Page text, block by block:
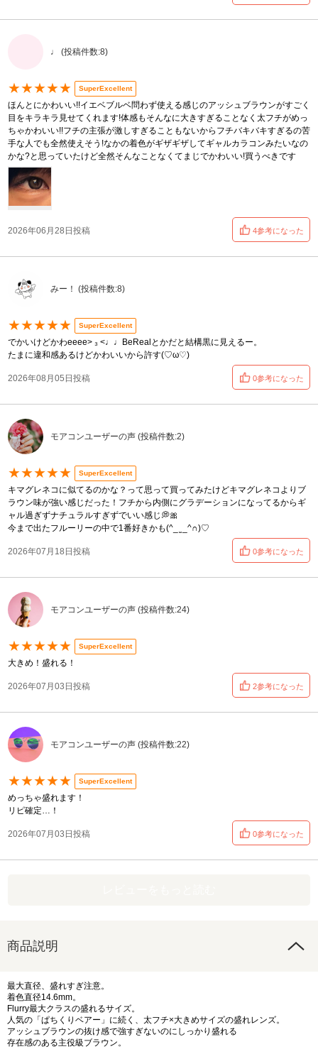
♩ (投稿件数:8)
★★★★★ SuperExcellent
ほんとにかわいい!!イエベブルベ問わず使える感じのアッシュブラウンがすごく
目をキラキラ見せてくれます!体感もそんなに大きすぎることなく太フチがめっ
ちゃかわいい!!フチの主張が激しすぎることもないからフチバキバキすぎるの苦
手な人でも全然使えそう!なかの着色がギザギザしてギャルカラコンみたいなの
かな?と思っていたけど全然そんなことなくてまじでかわいい!買うべきです
2026年06月28日投稿 4参考になった
みー！ (投稿件数:8)
★★★★★ SuperExcellent
でかいけどかわeeee> ₃ <♩♩BeRealとかだと結構黒に見えるー。
たまに違和感あるけどかわいいから許す(♡ω♡)
2026年08月05日投稿 0参考になった
モアコンユーザーの声 (投稿件数:2)
★★★★★ SuperExcellent
キマグレネコに似てるのかな？って思って買ってみたけどキマグレネコよりブ
ラウン味が強い感じだった！フチから内側にグラデーションになってるからギ
ャル過ぎずナチュラルすぎずでいい感じ💭🎀
今まで出たフルーリーの中で1番好きかも‎(^_ ̫ _^∩)♡
2026年07月18日投稿 0参考になった
モアコンユーザーの声 (投稿件数:24)
★★★★★ SuperExcellent
大きめ！盛れる！
2026年07月03日投稿 2参考になった
モアコンユーザーの声 (投稿件数:22)
★★★★★ SuperExcellent
めっちゃ盛れます！
リピ確定…！
2026年07月03日投稿 0参考になった
商品説明
最大直径、盛れすぎ注意。
着色直径14.6mm。
Flurry最大クラスの盛れるサイズ。
人気の「ぱちくりベアー」に続く、太フチ×大きめサイズの盛れレンズ。
アッシュブラウンの抜け感で強すぎないのにしっかり盛れる
存在感のある主役級ブラウン。